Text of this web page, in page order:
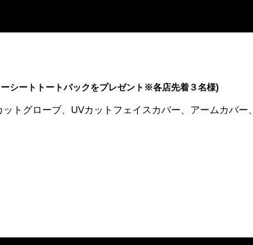
シートトートバックをプレゼント※各店先着３名様)
トグローブ、UVカットフェイスカバー、アームカバー